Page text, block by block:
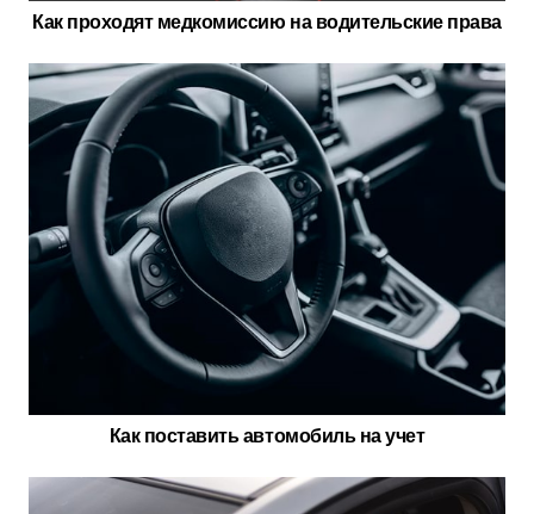
Как проходят медкомиссию на водительские права
Как поставить автомобиль на учет